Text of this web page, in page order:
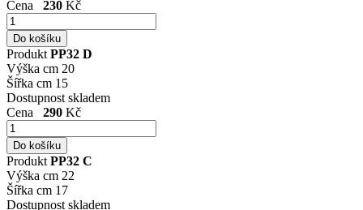
Cena 230 Kč
Produkt PP32 D
Výška cm 20
Šířka cm 15
Dostupnost skladem
Cena
290 Kč
Produkt PP32 C
Výška cm 22
Šířka cm 17
Dostupnost skladem